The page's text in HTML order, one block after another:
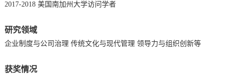
2017-2018 美国南加州大学访问学者
研究领域
企业制度与公司治理 传统文化与现代管理 领导力与组织创新等
获奖情况